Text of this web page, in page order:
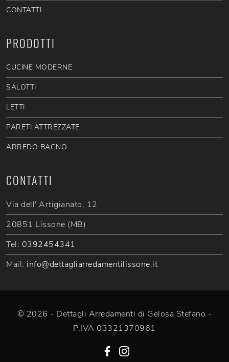
CONTATTI
PRODOTTI
CUCINE MODERNE
SALOTTI
LETTI
PARETI ATTREZZATE
ARREDO BAGNO
CONTATTI
Via dell' Artigianato, 12
20851 Lissone (MB)
Tel: 0392454341
Mail: info@dettagliarredamentilissone.it
© 2026 - Dettagli Arredamenti di Gelosa Stefano -
P.IVA 03321370961